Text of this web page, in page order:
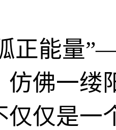
正能量
仿佛一缕
仅仅是一